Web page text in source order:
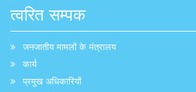
त्वरित सम्पक
जनजातीय मामलों के मंत्रालय
कार्य
प्रमुख अधिकारियों